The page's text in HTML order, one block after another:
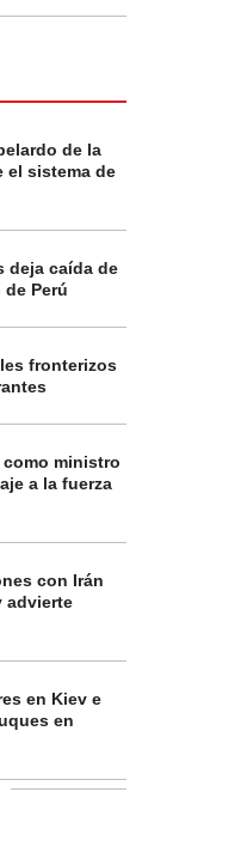
de la
el sistema de
deja caída de
Perú
fronterizos
ministro
a la fuerza
con Irán
advierte
en Kiev e
en